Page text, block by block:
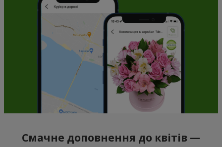
Смачне доповнення до квітів —